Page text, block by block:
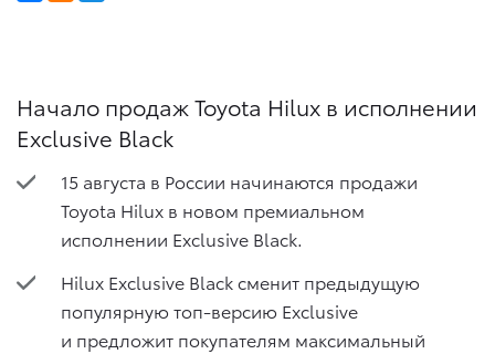
Начало продаж Toyota Hilux в исполнении
Exclusive Black
15 августа в России начинаются продажи
Toyota Hilux в новом премиальном
исполнении Exclusive Black.
Hilux Exclusive Black сменит предыдущую
популярную топ-версию Exclusive
и предложит покупателям максимальный